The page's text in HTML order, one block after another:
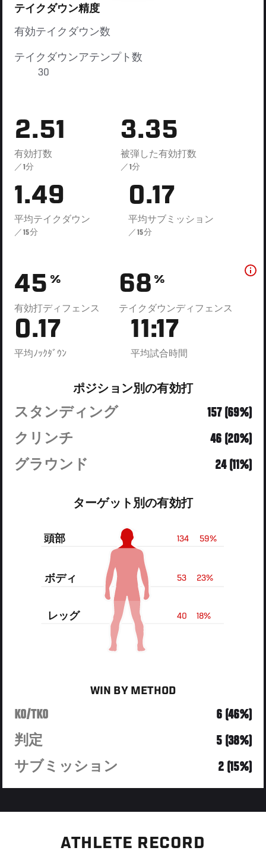
テイクダウン精度
有効テイクダウン数
テイクダウンアテンプト数
30
2.51
有効打数
／1分
3.35
被弾した有効打数
／1分
1.49
平均テイクダウン
／15分
0.17
平均サブミッション
／15分
45 %
有効打ディフェンス
68 %
テイクダウンディフェンス
0.17
平均ﾉｯｸﾀﾞｳﾝ
11:17
平均試合時間
ポジション別の有効打
スタンディング
157 (69%)
クリンチ
46 (20%)
グラウンド
24 (11%)
ターゲット別の有効打
59%
134
頭部
23%
53
ボディ
18%
40
レッグ
WIN BY METHOD
KO/TKO
6 (46%)
判定
5 (38%)
サブミッション
2 (15%)
ATHLETE RECORD